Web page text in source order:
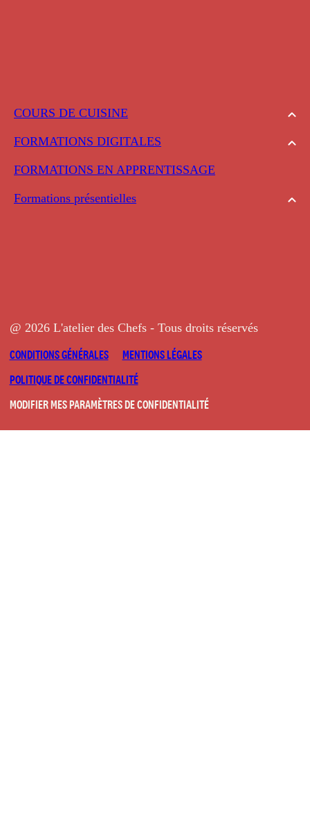
COURS DE CUISINE
FORMATIONS DIGITALES
FORMATIONS EN APPRENTISSAGE
Formations présentielles
@ 2026 L'atelier des Chefs - Tous droits réservés
CONDITIONS GÉNÉRALES
MENTIONS LÉGALES
POLITIQUE DE CONFIDENTIALITÉ
MODIFIER MES PARAMÈTRES DE CONFIDENTIALITÉ